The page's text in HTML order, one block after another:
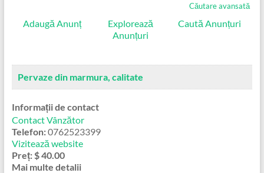
Căutare avansată
Adaugă Anunț
Explorează
Anunțuri
Caută Anunțuri
Pervaze din marmura, calitate
Informații de contact
Contact Vânzător
Telefon:0762523399
Vizitează website
Preț:$ 40.00
Mai multe detalii